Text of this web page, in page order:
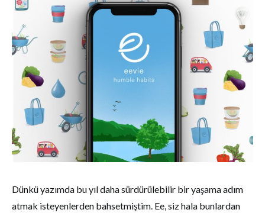
Dünkü yazımda bu yıl daha sürdürülebilir bir yaşama adım
atmak isteyenlerden bahsetmiştim. Ee, siz hala bunlardan